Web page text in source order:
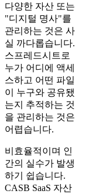
다양한 자산 또는
"디지털 명사"를
관리하는 것은 사
실 까다롭습니다.
스프레드시트로
누가 어디에 액세
스하고 어떤 파일
이 누구와 공유됐
는지 추적하는 것
을 관리하는 것은
어렵습니다.
비효율적이며 인
간의 실수가 발생
하기 쉽습니다.
CASB SaaS 자산